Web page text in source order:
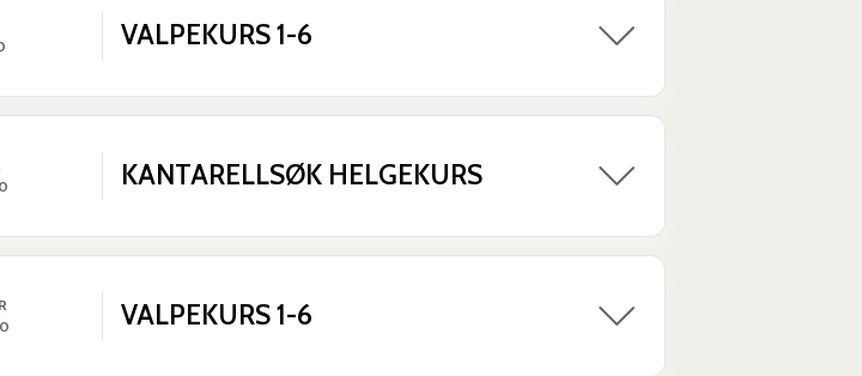
VALPEKURS 1-6
KANTARELLSØK HELGEKURS
VALPEKURS 1-6